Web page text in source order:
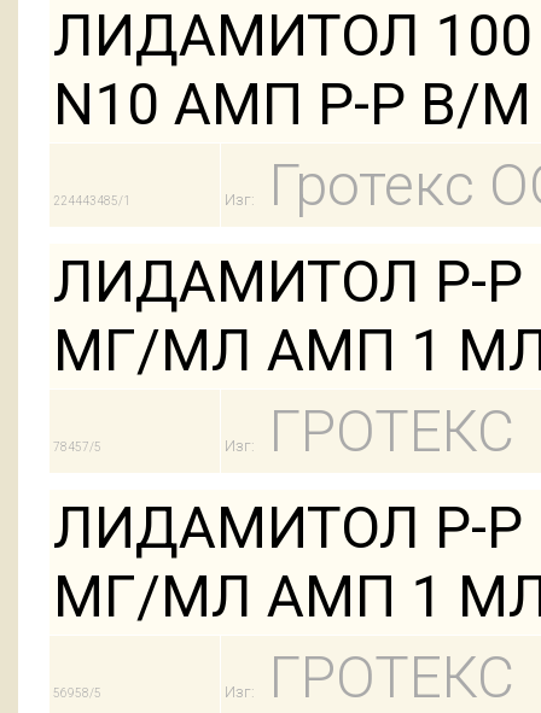
ЛИДАМИТОЛ
N10 АМП Р-Р В/М
224443485/1 Изг:
Гротекс
ЛИДАМИТОЛ Р-Р
МГ/МЛ АМП 1 МЛ
78457/5 Изг:
ГРОТЕКС
ЛИДАМИТОЛ Р-Р
МГ/МЛ АМП 1 МЛ
56958/5 Изг:
ГРОТЕКС